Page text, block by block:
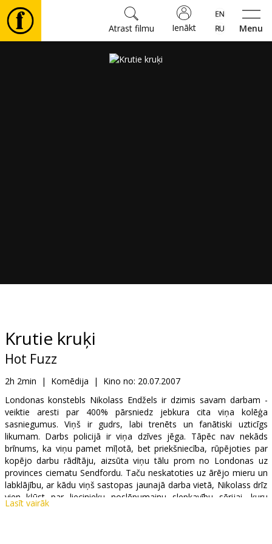
Menu
Ienākt
Atrast filmu
B2B
Kino
Klubs
Krutie kruķi
Hot Fuzz
2h 2min | Komēdija | Kino no: 20.07.2007
Londonas konstebls Nikolass Endžels ir dzimis savam darbam -
veiktie aresti par 400% pārsniedz jebkura cita viņa kolēģa
sasniegumus. Viņš ir gudrs, labi trenēts un fanātiski uzticīgs
likumam. Darbs policijā ir viņa dzīves jēga. Tāpēc nav nekāds
brīnums, ka viņu pamet mīļotā, bet priekšniecība, rūpējoties par
kopējo darbu rādītāju, aizsūta viņu tālu prom no Londonas uz
provinces ciematu Sendfordu. Taču neskatoties uz ārējo mieru un
labklājību, ar kādu viņš sastopas jaunajā darba vietā, Nikolass drīz
vien kļūst par liecinieku noslēpumainu slepkavību sērijai, kuru
vietējie policisti noraksta kā nelaimes gadījumus.
Lasīt vairāk